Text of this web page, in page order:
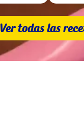
Ver todas las